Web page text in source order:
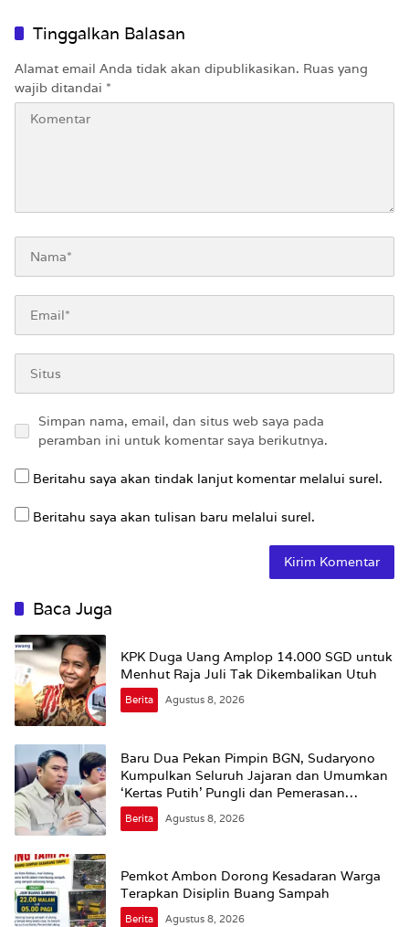
Tinggalkan Balasan
Alamat email Anda tidak akan dipublikasikan. Ruas yang
wajib ditandai *
Simpan nama, email, dan situs web saya pada
peramban ini untuk komentar saya berikutnya.
Beritahu saya akan tindak lanjut komentar melalui surel.
Beritahu saya akan tulisan baru melalui surel.
Baca Juga
KPK Duga Uang Amplop 14.000 SGD untuk
Menhut Raja Juli Tak Dikembalikan Utuh
Berita Agustus 8, 2026
Baru Dua Pekan Pimpin BGN, Sudaryono
Kumpulkan Seluruh Jajaran dan Umumkan
‘Kertas Putih’ Pungli dan Pemerasan
Supplier harus Berhenti Sekarang
Berita Agustus 8, 2026
Pemkot Ambon Dorong Kesadaran Warga
Terapkan Disiplin Buang Sampah
Berita Agustus 8, 2026